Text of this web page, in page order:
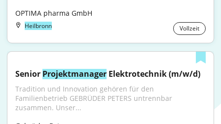
OPTIMA pharma GmbH
Heilbronn Vollzeit
Senior Projektmanager Elektrotechnik (m/w/d)
Tradition und Innovation gehören für den
Familienbetrieb GEBRÜDER PETERS untrennbar
zusammen. Unser...